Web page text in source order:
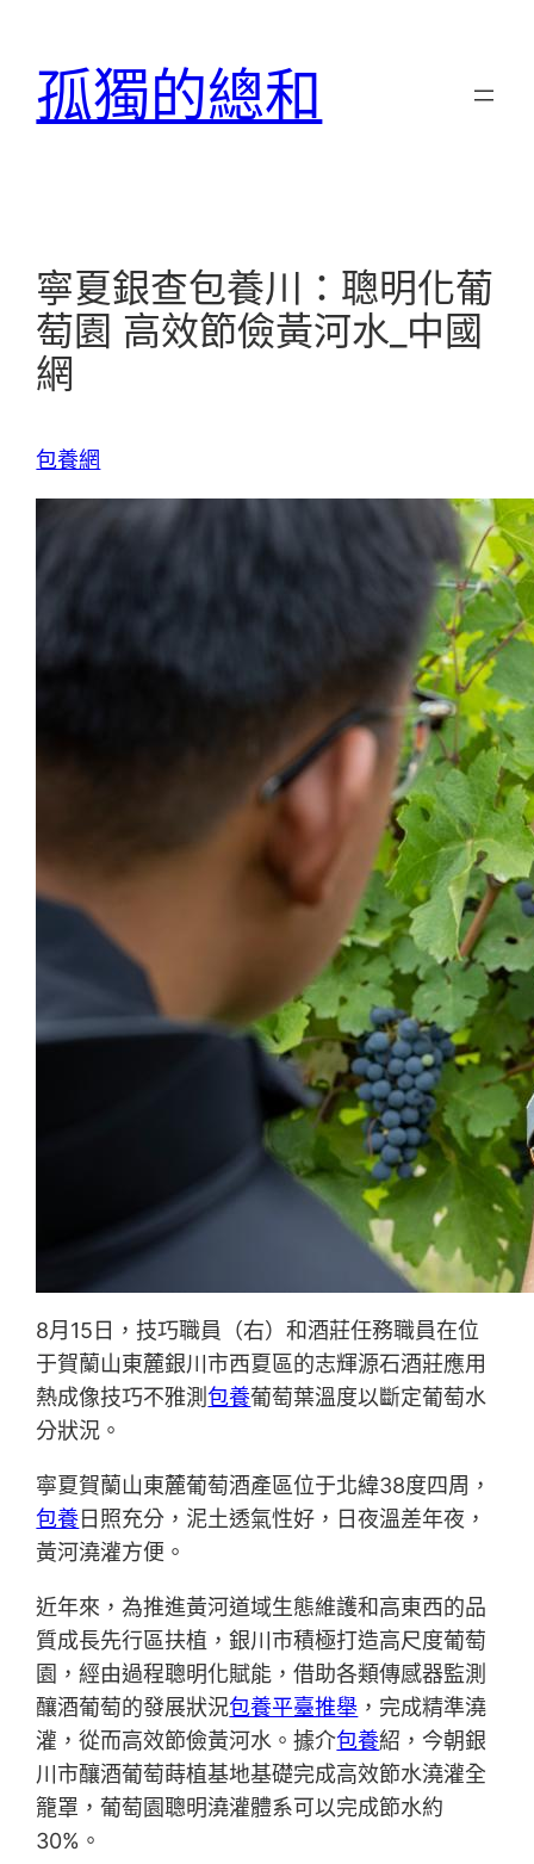
孤獨的總和
寧夏銀查包養川：聰明化葡
萄園 高效節儉黃河水_中國
網
包養網
8月15日，技巧職員（右）和酒莊任務職員在位
于賀蘭山東麓銀川市西夏區的志輝源石酒莊應用
熱成像技巧不雅測包養葡萄葉溫度以斷定葡萄水
分狀況。
寧夏賀蘭山東麓葡萄酒產區位于北緯38度四周，
包養日照充分，泥土透氣性好，日夜溫差年夜，
黃河澆灌方便。
近年來，為推進黃河道域生態維護和高東西的品
質成長先行區扶植，銀川市積極打造高尺度葡萄
園，經由過程聰明化賦能，借助各類傳感器監測
釀酒葡萄的發展狀況包養平臺推舉 ，完成精準澆
灌，從而高效節儉黃河水。據介包養紹，今朝銀
川市釀酒葡萄蒔植基地基礎完成高效節水澆灌全
籠罩，葡萄園聰明澆灌體系可以完成節水約
30%。